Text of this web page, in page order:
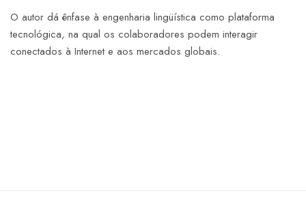
O autor dá ênfase à engenharia lingüística como plataforma
tecnológica, na qual os colaboradores podem interagir
conectados à Internet e aos mercados globais.